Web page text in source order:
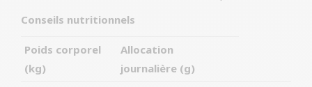
Conseils nutritionnels
Poids corporel
(kg)
Allocation
journalière (g)